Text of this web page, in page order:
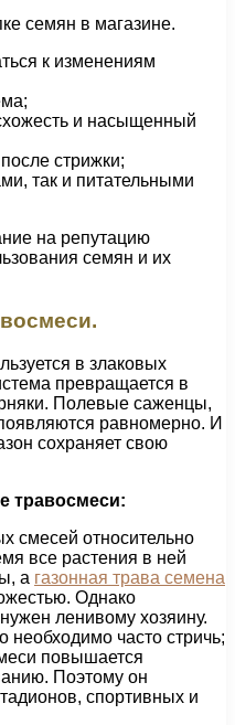
семян в магазине.
к изменениям
и насыщенный
стрижки;
так и питательными
на репутацию
семян и их
в злаковых
превращается в
Полевые саженцы,
равномерно. И
сохраняет свою
травосмеси:
смесей относительно
все растения в ней
а газонная трава семена
Однако
ленивому хозяину.
необходимо часто стричь;
повышается
Поэтому он
спортивных и